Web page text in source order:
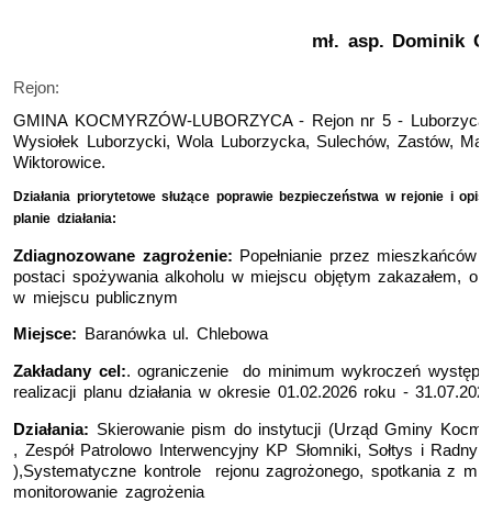
mł. asp. Dominik
Rejon:
GMINA KOCMYRZÓW-LUBORZYCA - Rejon nr 5 -
Wysiołek Luborzycki, Wola Luborzycka, Sulechów, Zastów,
Wiktorowice.
Działania priorytetowe służące poprawie bezpieczeństwa w rejonie i opis
planie działania:
Zdiagnozowane zagrożenie: Popełnianie przez mieszkańców
postaci spożywania alkoholu w miejscu objętym zakazałem,
w miejscu publicznym
Miejsce: Baranówka ul. Chlebowa
Zakładany cel:. ograniczenie do minimum wykroczeń
realizacji planu działania w okresie 01.02.2026 roku -
Działania: Skierowanie pism do instytucji (Urząd Gminy
, Zespół Patrolowo Interwencyjny KP Słomniki, Sołtys i Radny
),Systematyczne kontrole rejonu zagrożonego, spotkania z
monitorowanie zagrożenia